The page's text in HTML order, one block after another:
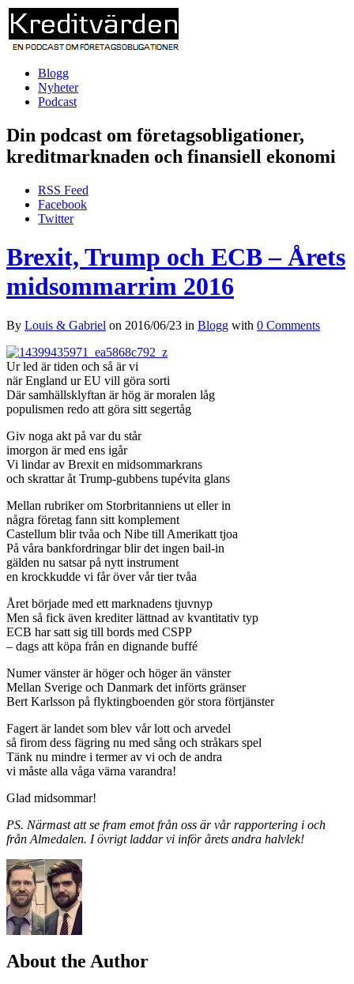
Blogg
Nyheter
Podcast
Din podcast om företagsobligationer,
kreditmarknaden och finansiell ekonomi
RSS Feed
Facebook
Twitter
Brexit, Trump och ECB – Årets
midsommarrim 2016
By Louis & Gabriel on 2016/06/23 in Blogg with 0 Comments
Ur led är tiden och så är vi
när England ur EU vill göra sorti
Där samhällsklyftan är hög är moralen låg
populismen redo att göra sitt segertåg
Giv noga akt på var du står
imorgon är med ens igår
Vi lindar av Brexit en midsommarkrans
och skrattar åt Trump-gubbens tupévita glans
Mellan rubriker om Storbritanniens ut eller in
några företag fann sitt komplement
Castellum blir tvåa och Nibe till Amerikatt tjoa
På våra bankfordringar blir det ingen bail-in
gälden nu satsar på nytt instrument
en krockkudde vi får över vår tier tvåa
Året började med ett marknadens tjuvnyp
Men så fick även krediter lättnad av kvantitativ typ
ECB har satt sig till bords med CSPP
– dags att köpa från en dignande buffé
Numer vänster är höger och höger än vänster
Mellan Sverige och Danmark det införts gränser
Bert Karlsson på flyktingboenden gör stora förtjänster
Fagert är landet som blev vår lott och arvedel
så firom dess fägring nu med sång och stråkars spel
Tänk nu mindre i termer av vi och de andra
vi måste alla våga värna varandra!
Glad midsommar!
PS. Närmast att se fram emot från oss är vår rapportering i och
från Almedalen. I övrigt laddar vi inför årets andra halvlek!
About the Author